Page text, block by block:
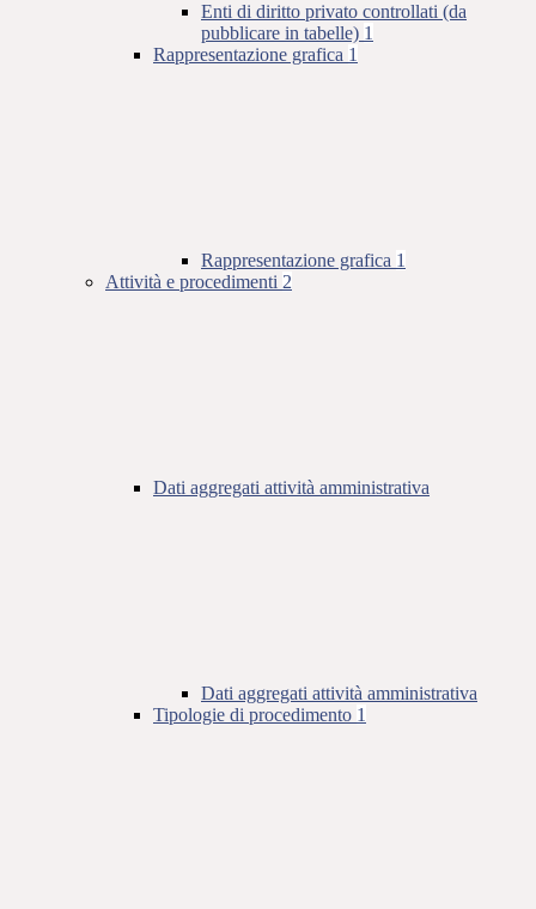
Enti di diritto privato controllati (da
pubblicare in tabelle) 1
Rappresentazione grafica 1
Rappresentazione grafica 1
Attività e procedimenti 2
Dati aggregati attività amministrativa
Dati aggregati attività amministrativa
Tipologie di procedimento 1